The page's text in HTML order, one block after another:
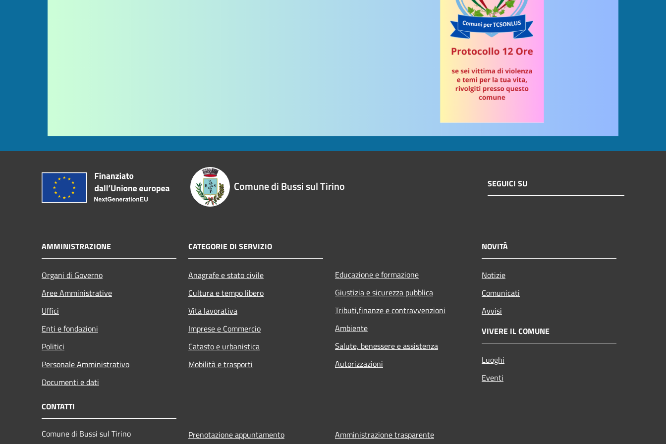
Comune di Bussi sul Tirino SEGUICI SU
AMMINISTRAZIONE
Organi di Governo
Aree Amministrative
Uffici
Enti e fondazioni
Politici
Personale Amministrativo
Documenti e dati
CATEGORIE DI SERVIZIO
Anagrafe e stato civile
Cultura e tempo libero
Vita lavorativa
Imprese e Commercio
Catasto e urbanistica
Mobilità e trasporti
Educazione e formazione
Giustizia e sicurezza pubblica
Tributi,finanze e contravvenzioni
Ambiente
Salute, benessere e assistenza
Autorizzazioni
NOVITÀ
Notizie
Comunicati
Avvisi
VIVERE IL COMUNE
Luoghi
Eventi
CONTATTI
Comune di Bussi sul Tirino
Prenotazione appuntamento Amministrazione trasparente